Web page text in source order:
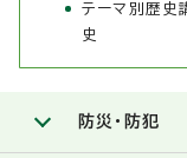
テーマ別歴史
史
防災・防犯